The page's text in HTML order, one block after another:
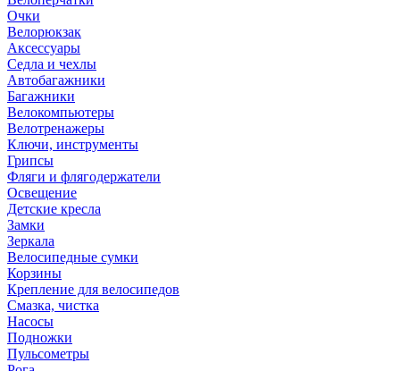
Очки
Велорюкзак
Аксессуары
Седла и чехлы
Автобагажники
Багажники
Велокомпьютеры
Велотренажеры
Ключи, инструменты
Грипсы
Фляги и флягодержатели
Освещение
Детские кресла
Замки
Зеркала
Велосипедные сумки
Корзины
Крепление для велосипедов
Смазка, чистка
Насосы
Подножки
Пульсометры